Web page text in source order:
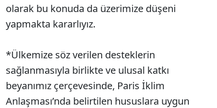
olarak bu konuda da üzerimize düşeni
yapmakta kararlıyız.
*Ülkemize söz verilen desteklerin
sağlanmasıyla birlikte ve ulusal katkı
beyanımız çerçevesinde, Paris İklim
Anlaşması’nda belirtilen hususlara uygun